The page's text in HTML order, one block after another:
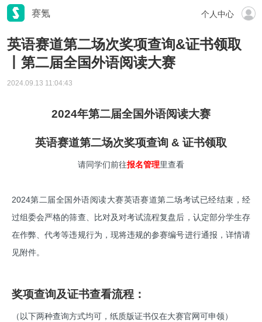
赛氪 个人中心
英语赛道第二场次奖项查询&证书领取
丨第二届全国外语阅读大赛
2024.09.13 11:04:43
2024年第二届全国外语阅读大赛
英语赛道第二场次奖项查询 & 证书领取
请同学们前往报名管理里查看
2024第二届全国外语阅读大赛英语赛道第二场考试已经结束，经
过组委会严格的筛查、比对及对考试流程复盘后，认定部分学生存
在作弊、代考等违规行为，现将违规的参赛编号进行通报，详情请
见附件。
奖项查询及证书查看流程：
（以下两种查询方式均可，纸质版证书仅在大赛官网可申领）